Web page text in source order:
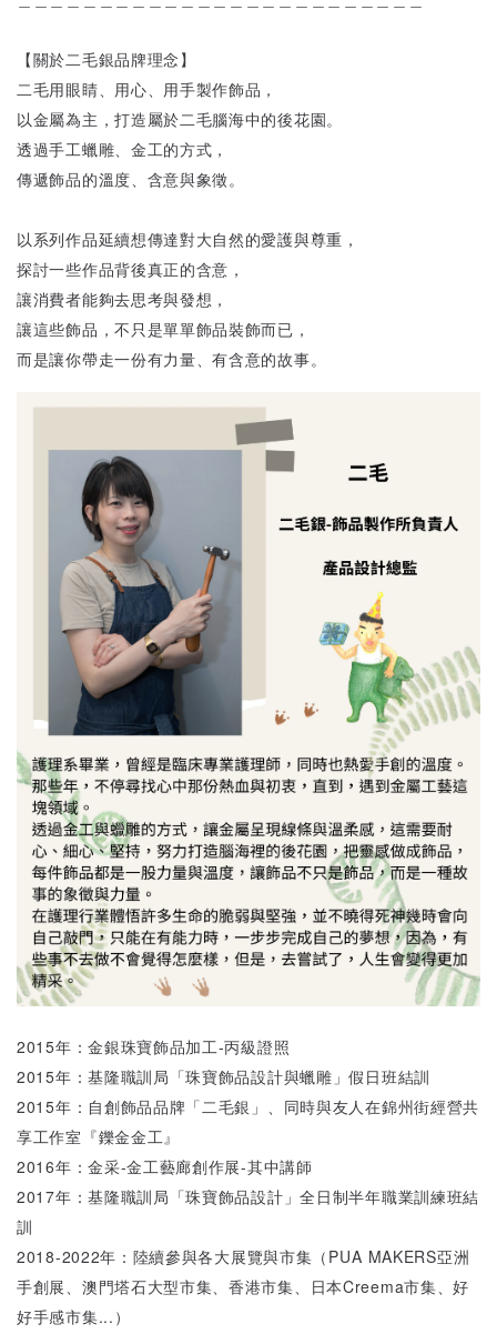
【關於二毛銀品牌理念】
二毛用眼睛、用心、用手製作飾品，
以金屬為主，打造屬於二毛腦海中的後花園。
透過手工蠟雕、金工的方式，
傳遞飾品的溫度、含意與象徵。
以系列作品延續想傳達對大自然的愛護與尊重，
探討一些作品背後真正的含意，
讓消費者能夠去思考與發想，
讓這些飾品，不只是單單飾品裝飾而已，
而是讓你帶走一份有力量、有含意的故事。
2015年：金銀珠寶飾品加工-丙級證照
2015年：基隆職訓局「珠寶飾品設計與蠟雕」假日班結訓
2015年：自創飾品品牌「二毛銀」、同時與友人在錦州街經營共
享工作室『鑠金金工』
2016年：金采-金工藝廊創作展-其中講師
2017年：基隆職訓局「珠寶飾品設計」全日制半年職業訓練班結
訓
2018-2022年：陸續參與各大展覽與市集（PUA MAKERS亞洲
手創展、澳門塔石大型市集、香港市集、日本Creema市集、好
好手感市集...）